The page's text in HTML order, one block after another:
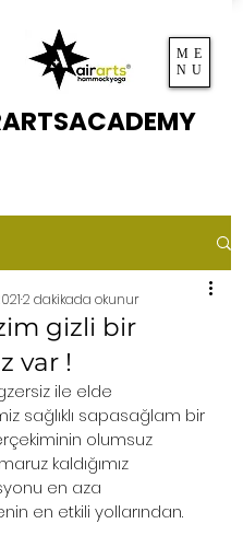
ME
NU
gizli bir
var !
2 dakikada okunur
ile elde
sağlıklı sapasağlam bir
olumsuz
kaldığımız
en aza
en etkili yollarından.